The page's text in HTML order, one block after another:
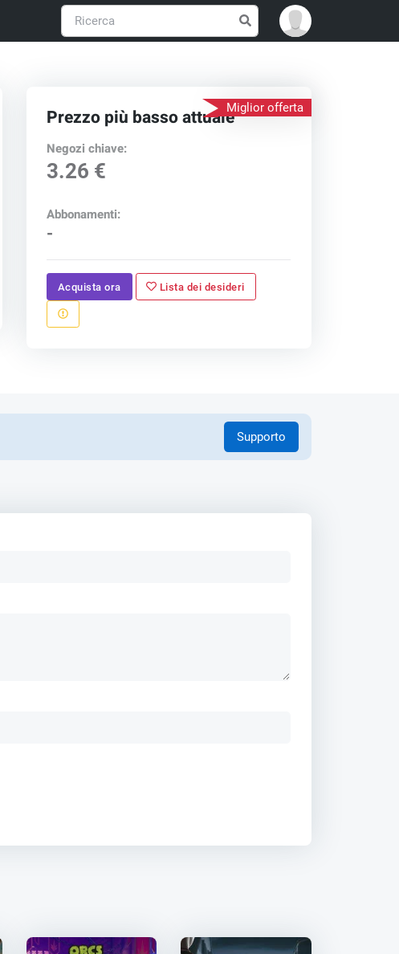
Miglior offerta
Prezzo più basso attuale
Negozi chiave:
3.26 €
Abbonamenti:
-
Acquista ora Lista dei desideri
Supporto